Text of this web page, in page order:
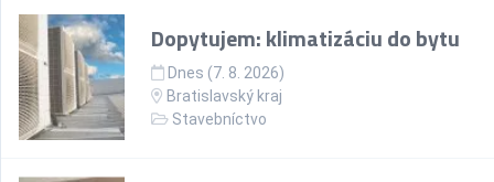
Dopytujem: klimatizáciu do bytu
Dnes (7. 8. 2026)
Bratislavský kraj
Stavebníctvo